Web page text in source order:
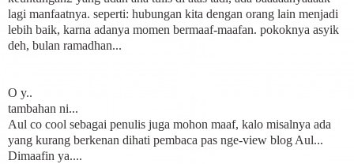
lagi manfaatnya. seperti: hubungan kita dengan orang lain menjadi
lebih baik, karna adanya momen bermaaf-maafan. pokoknya asyik
deh, bulan ramadhan...
O y..
tambahan ni...
Aul co cool sebagai penulis juga mohon maaf, kalo misalnya ada
yang kurang berkenan dihati pembaca pas nge-view blog Aul...
Dimaafin ya....